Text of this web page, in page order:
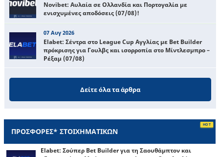
Novibet: Αυλαία σε Ολλανδία και Πορτογαλία με
ενισχυμένες αποδόσεις (07/08)!
07 Αυγ 2026
Elabet: Σέντρα στο League Cup Αγγλίας με Bet Builder
πρόκρισης για Γουλβς και ισορροπία στο Μίντλεσμπρο –
Ρέξαμ (07/08)
Δείτε όλα τα άρθρα
ΠΡΟΣΦΟΡΕΣ* ΣΤΟΙΧΗΜΑΤΙΚΩΝ
Elabet: Σούπερ Bet Builder για τη Σαουθάμπτον και